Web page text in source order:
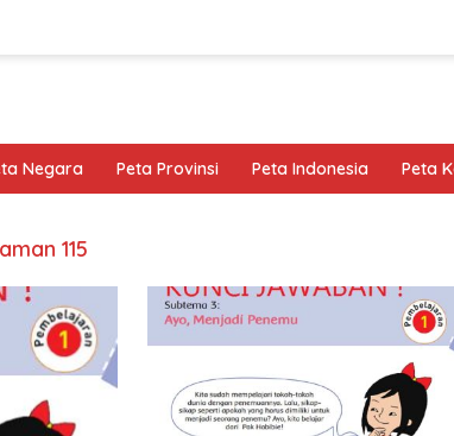
Negara Peta Provinsi Peta Indonesia Peta
115